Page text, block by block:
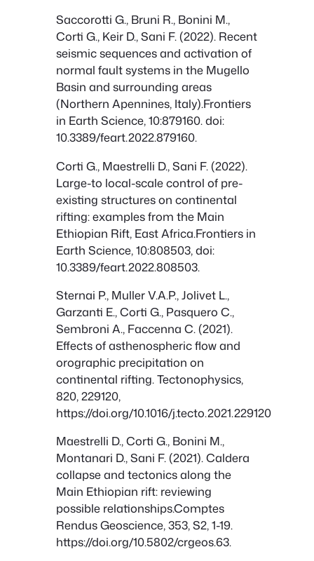
Saccorotti G., Bruni R., Bonini M.,
Corti G., Keir D., Sani F. (2022). Recent
seismic sequences and activation of
normal fault systems in the Mugello
Basin and surrounding areas
(Northern Apennines, Italy).Frontiers
in Earth Science, 10:879160. doi:
10.3389/feart.2022.879160.
Corti G., Maestrelli D., Sani F. (2022).
Large-to local-scale control of pre-
existing structures on continental
rifting: examples from the Main
Ethiopian Rift, East Africa.Frontiers in
Earth Science, 10:808503, doi:
10.3389/feart.2022.808503.
Sternai P., Muller V.A.P., Jolivet L.,
Garzanti E., Corti G., Pasquero C.,
Sembroni A., Faccenna C. (2021).
Effects of asthenospheric flow and
orographic precipitation on
continental rifting. Tectonophysics,
820, 229120,
https://doi.org/10.1016/j.tecto.2021.229120
Maestrelli D., Corti G., Bonini M.,
Montanari D., Sani F. (2021). Caldera
collapse and tectonics along the
Main Ethiopian rift: reviewing
possible relationships.Comptes
Rendus Geoscience, 353, S2, 1-19.
https://doi.org/10.5802/crgeos.63.